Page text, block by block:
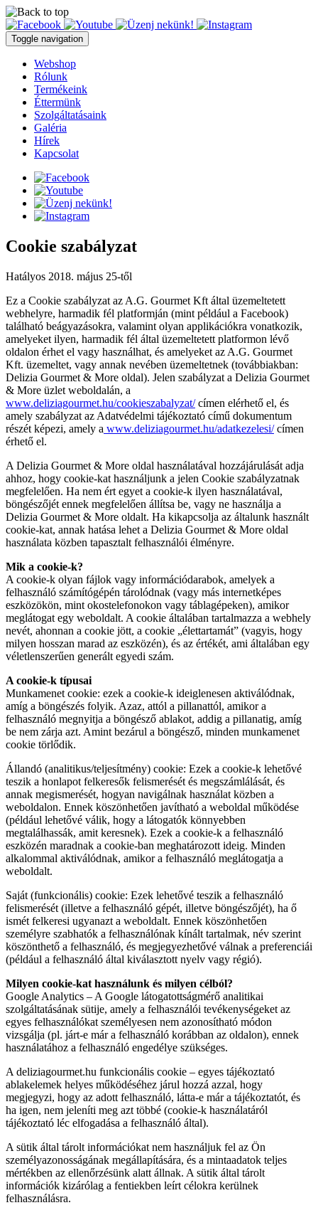
Toggle navigation
Webshop
Rólunk
Termékeink
Éttermünk
Szolgáltatásaink
Galéria
Hírek
Kapcsolat
Cookie szabályzat
Hatályos 2018. május 25-től
Ez a Cookie szabályzat az A.G. Gourmet Kft által üzemeltetett
webhelyre, harmadik fél platformján (mint például a Facebook)
található beágyazásokra, valamint olyan applikációkra vonatkozik,
amelyeket ilyen, harmadik fél által üzemeltetett platformon lévő
oldalon érhet el vagy használhat, és amelyeket az A.G. Gourmet
Kft. üzemeltet, vagy annak nevében üzemeltetnek (továbbiakban:
Delizia Gourmet & More oldal). Jelen szabályzat a Delizia Gourmet
& More üzlet weboldalán, a
www.deliziagourmet.hu/cookieszabalyzat/címen elérhető el, és
amely szabályzat az Adatvédelmi tájékoztató című dokumentum
részét képezi, amely a www.deliziagourmet.hu/adatkezelesi/címen
érhető el.
A Delizia Gourmet & More oldal használatával hozzájárulását adja
ahhoz, hogy cookie-kat használjunk a jelen Cookie szabályzatnak
megfelelően. Ha nem ért egyet a cookie-k ilyen használatával,
böngészőjét ennek megfelelően állítsa be, vagy ne használja a
Delizia Gourmet & More oldalt. Ha kikapcsolja az általunk használt
cookie-kat, annak hatása lehet a Delizia Gourmet & More oldal
használata közben tapasztalt felhasználói élményre.
Mik a cookie-k?
A cookie-k olyan fájlok vagy információdarabok, amelyek a
felhasználó számítógépén tárolódnak (vagy más internetképes
eszközökön, mint okostelefonokon vagy táblagépeken), amikor
meglátogat egy weboldalt. A cookie általában tartalmazza a webhely
nevét, ahonnan a cookie jött, a cookie „élettartamát” (vagyis, hogy
milyen hosszan marad az eszközén), és az értékét, ami általában egy
véletlenszerűen generált egyedi szám.
A cookie-k típusai
Munkamenet cookie: ezek a cookie-k ideiglenesen aktiválódnak,
amíg a böngészés folyik. Azaz, attól a pillanattól, amikor a
felhasználó megnyitja a böngésző ablakot, addig a pillanatig, amíg
be nem zárja azt. Amint bezárul a böngésző, minden munkamenet
cookie törlődik.
Állandó (analitikus/teljesítmény) cookie: Ezek a cookie-k lehetővé
teszik a honlapot felkeresők felismerését és megszámlálását, és
annak megismerését, hogyan navigálnak használat közben a
weboldalon. Ennek köszönhetően javítható a weboldal működése
(például lehetővé válik, hogy a látogatók könnyebben
megtalálhassák, amit keresnek). Ezek a cookie-k a felhasználó
eszközén maradnak a cookie-ban meghatározott ideig. Minden
alkalommal aktiválódnak, amikor a felhasználó meglátogatja a
weboldalt.
Saját (funkcionális) cookie: Ezek lehetővé teszik a felhasználó
felismerését (illetve a felhasználó gépét, illetve böngészőjét), ha ő
ismét felkeresi ugyanazt a weboldalt. Ennek köszönhetően
személyre szabhatók a felhasználónak kínált tartalmak, név szerint
köszönthető a felhasználó, és megjegyezhetővé válnak a preferenciái
(például a felhasználó által kiválasztott nyelv vagy régió).
Milyen cookie-kat használunk és milyen célból?
Google Analytics – A Google látogatottságmérő analitikai
szolgáltatásának sütije, amely a felhasználói tevékenységeket az
egyes felhasználókat személyesen nem azonosítható módon
vizsgálja (pl. járt-e már a felhasználó korábban az oldalon), ennek
használatához a felhasználó engedélye szükséges.
A deliziagourmet.hu funkcionális cookie – egyes tájékoztató
ablakelemek helyes működéséhez járul hozzá azzal, hogy
megjegyzi, hogy az adott felhasználó, látta-e már a tájékoztatót, és
ha igen, nem jeleníti meg azt többé (cookie-k használatáról
tájékoztató léc elfogadása a felhasználó által).
A sütik által tárolt információkat nem használjuk fel az Ön
személyazonosságának megállapítására, és a mintaadatok teljes
mértékben az ellenőrzésünk alatt állnak. A sütik által tárolt
információk kizárólag a fentiekben leírt célokra kerülnek
felhasználásra.